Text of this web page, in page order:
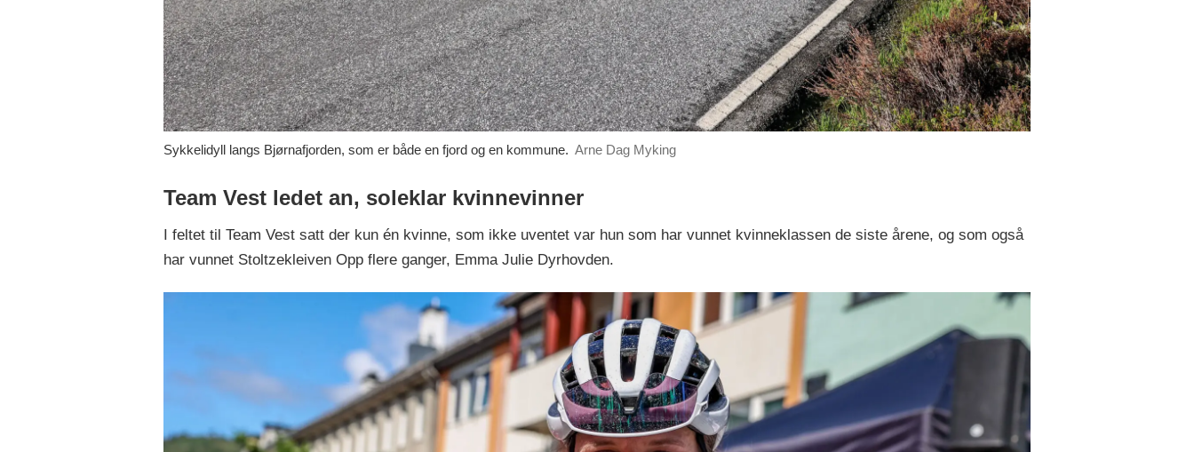
Sykkelidyll langs Bjørnafjorden, som er både en fjord og en kommune. Arne Dag Myking
Team Vest ledet an, soleklar kvinnevinner
I feltet til Team Vest satt der kun én kvinne, som ikke uventet var hun som har vunnet kvinneklassen de siste årene, og som også
har vunnet Stoltzekleiven Opp flere ganger, Emma Julie Dyrhovden.